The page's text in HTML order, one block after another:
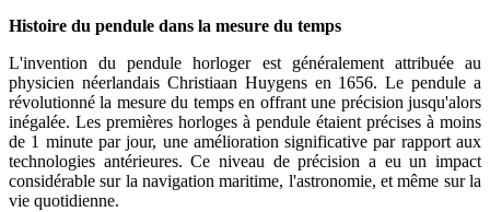
Histoire du pendule dans la mesure du temps
L'invention du pendule horloger est généralement attribuée au
physicien néerlandais Christiaan Huygens en 1656. Le pendule a
révolutionné la mesure du temps en offrant une précision jusqu'alors
inégalée. Les premières horloges à pendule étaient précises à moins
de 1 minute par jour, une amélioration significative par rapport aux
technologies antérieures. Ce niveau de précision a eu un impact
considérable sur la navigation maritime, l'astronomie, et même sur la
vie quotidienne.